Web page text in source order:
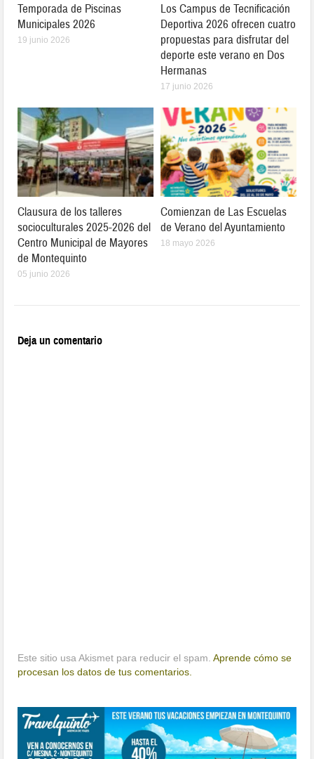
Temporada de Piscinas
Municipales 2026
19 junio 2026
Los Campus de Tecnificación
Deportiva 2026 ofrecen cuatro
propuestas para disfrutar del
deporte este verano en Dos
Hermanas
17 junio 2026
Clausura de los talleres
socioculturales 2025-2026 del
Centro Municipal de Mayores
de Montequinto
05 junio 2026
Comienzan de Las Escuelas
de Verano del Ayuntamiento
18 mayo 2026
Deja un comentario
Este sitio usa Akismet para reducir el spam.Aprende cómo se
procesan los datos de tus comentarios.